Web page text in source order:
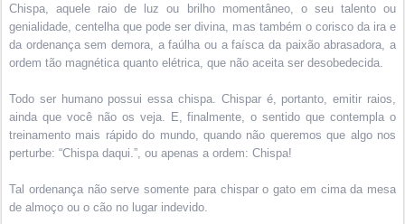
Chispa, aquele raio de luz ou brilho momentâneo, o seu talento ou
genialidade, centelha que pode ser divina, mas também o corisco da ira e
da ordenança sem demora, a faúlha ou a faísca da paixão abrasadora, a
ordem tão magnética quanto elétrica, que não aceita ser desobedecida.
Todo ser humano possui essa chispa. Chispar é, portanto, emitir raios,
ainda que você não os veja. E, finalmente, o sentido que contempla o
treinamento mais rápido do mundo, quando não queremos que algo nos
perturbe: “Chispa daqui.”, ou apenas a ordem: Chispa!
Tal ordenança não serve somente para chispar o gato em cima da mesa
de almoço ou o cão no lugar indevido.